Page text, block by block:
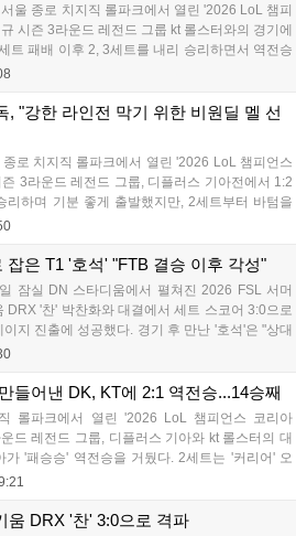
울 종로 치지직 롤파크에서 열린 '2026 LoL 챔피
시즌 3라운드 레전드 그룹 kt 롤스터와의 경기에
트 패배 이후 2, 3세트를 내리 승리하면서 역전승
한 디플러스 기아는 4위 kt 롤스터를 1승 차이로
, "강한 라인전 막기 위한 비원딜 멜 선
로 치지직 롤파크에서 열린 '2026 LoL 챔피언스
3라운드 레전드 그룹, 디플러스 기아전에서 1:2
리하며 기분 좋게 출발했지만, 2세트부터 바텀을
디플러스 기아의 승리 플랜을 막아내지 못했다.
잡은 T1 '호석' "FTB 결승 이후 각성"
잠실 DN 스타디움에서 펼쳐진 2026 FSL 서머
DRX '찬' 박찬화와 대결에서 세트 스코어 3:0으로
지 진출에 성공했다. 경기 후 만난 '호석'은 "상대
만 잘하면 충분히 승산이 있을 것 같았다"고 말하
들어낸 DK, KT에 2:1 역전승...14승째
롤파크에서 열린 '2026 LoL 챔피언스 코리아
드 레전드 그룹, 디플러스 기아와 kt 롤스터의 대
가 '패승승' 역전승을 거뒀다. 2세트는 '커리어' 오
이커' 허수의 캐리력이 빛났고, 3세트에서는 라인
움 DRX '찬' 3:0으로 격파